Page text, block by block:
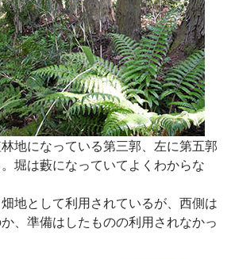
地になっている第三郭、左に第五郭
堀は藪になっていてよくわからな
地として利用されているが、西側は
、準備はしたものの利用されなかっ